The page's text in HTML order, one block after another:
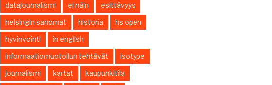
datajournalismi
ei näin
esittävyys
helsingin sanomat
historia
hs open
hyvinvointi
in english
informaatiomuotoilun tehtävät
isotype
journalismi
kartat
kaupunkitila